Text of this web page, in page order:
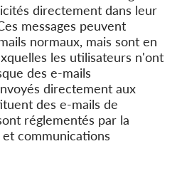
directement dans leur
messages peuvent
normaux, mais sont en
les utilisateurs n'ont
des e-mails
directement aux
des e-mails de
réglementés par la
communications